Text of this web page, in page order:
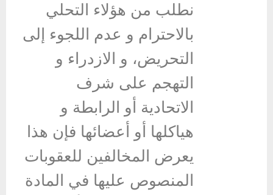
نطلب من هؤلاء التحلي
بالاحترام و عدم اللجوء إلى
التحريض، و الازدراء و
التهجم على شرف
الاتحادية أو الرابطة و
هياكلها أو أعضائها فإن هذا
يعرض المخالفين للعقوبات
المنصوص عليها في المادة